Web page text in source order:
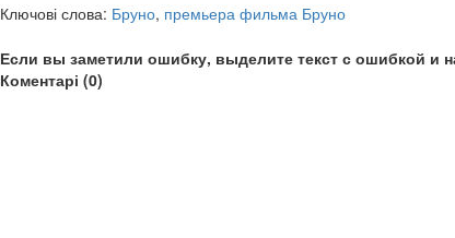
Ключові слова: Бруно, премьера фильма Бруно
Если вы заметили ошибку, выделите текст с ошибкой и
Коментарі (0)